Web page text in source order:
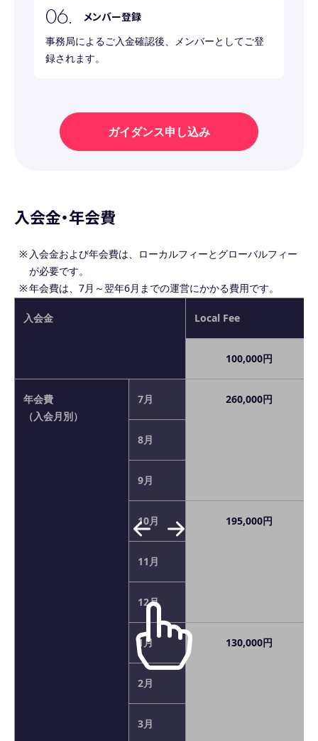
メンバー登録
事務局によるご入金確認後、メンバーとしてご登
録されます。
ガイダンス申し込み
入会金・年会費
入会金および年会費は、ローカルフィーとグローバルフィー
が必要です。
年会費は、7月～翌年6月までの運営にかかる費用です。
入会金 Local Fee
100,000円
年会費
（入会月別）
7月 260,000円
8月
9月
10月 195,000円
11月
12月
1月 130,000円
2月
3月